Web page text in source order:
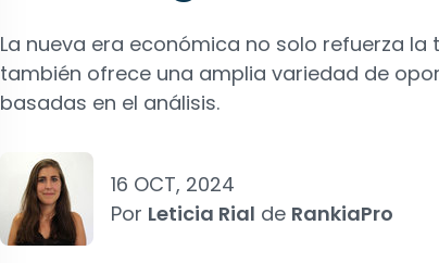
La nueva era económica no solo refuerza
también ofrece una amplia variedad de
basadas en el análisis.
16 OCT, 2024
Por Leticia Rial de RankiaPro